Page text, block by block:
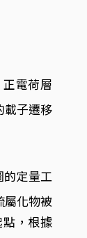
電荷層
載子遷移
的定量工
屬化物被
，根據